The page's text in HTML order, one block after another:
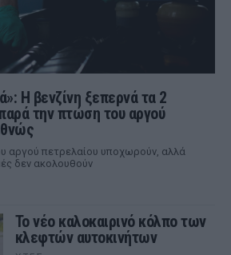
Η βενζίνη ξεπερνά τα 2
την πτώση του αργού
αργού πετρελαίου υποχωρούν, αλλά
δεν ακολουθούν
Το νέο καλοκαιρινό κόλπο των
κλεφτών αυτοκινήτων